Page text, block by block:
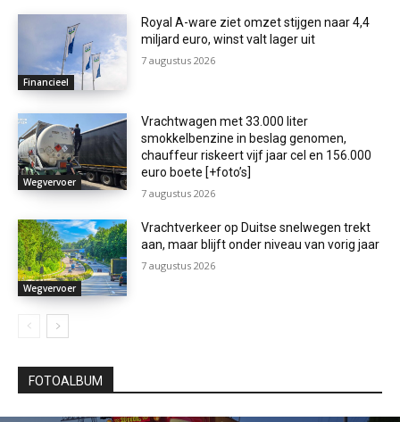
Financieel
Royal A-ware ziet omzet stijgen naar 4,4
miljard euro, winst valt lager uit
7 augustus 2026
Wegvervoer
Vrachtwagen met 33.000 liter
smokkelbenzine in beslag genomen,
chauffeur riskeert vijf jaar cel en 156.000
euro boete [+foto’s]
7 augustus 2026
Wegvervoer
Vrachtverkeer op Duitse snelwegen trekt
aan, maar blijft onder niveau van vorig jaar
7 augustus 2026
FOTOALBUM